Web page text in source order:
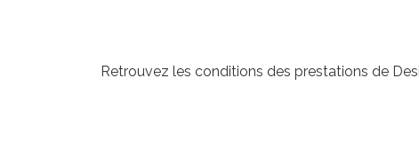
Retrouvez les conditions des prestations de